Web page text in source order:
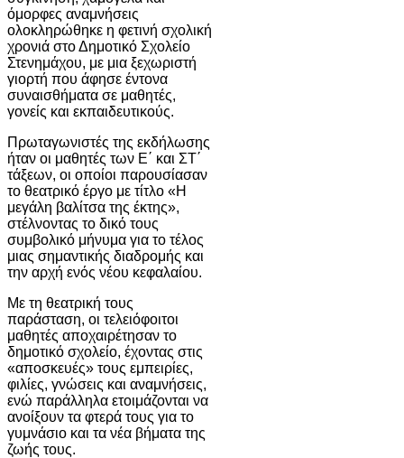
όμορφες αναμνήσεις
ολοκληρώθηκε η φετινή σχολική
χρονιά στο Δημοτικό Σχολείο
Στενημάχου, με μια ξεχωριστή
γιορτή που άφησε έντονα
συναισθήματα σε μαθητές,
γονείς και εκπαιδευτικούς.
Πρωταγωνιστές της εκδήλωσης
ήταν οι μαθητές των Ε΄ και ΣΤ΄
τάξεων, οι οποίοι παρουσίασαν
το θεατρικό έργο με τίτλο «Η
μεγάλη βαλίτσα της έκτης»,
στέλνοντας το δικό τους
συμβολικό μήνυμα για το τέλος
μιας σημαντικής διαδρομής και
την αρχή ενός νέου κεφαλαίου.
Με τη θεατρική τους
παράσταση, οι τελειόφοιτοι
μαθητές αποχαιρέτησαν το
δημοτικό σχολείο, έχοντας στις
«αποσκευές» τους εμπειρίες,
φιλίες, γνώσεις και αναμνήσεις,
ενώ παράλληλα ετοιμάζονται να
ανοίξουν τα φτερά τους για το
γυμνάσιο και τα νέα βήματα της
ζωής τους.